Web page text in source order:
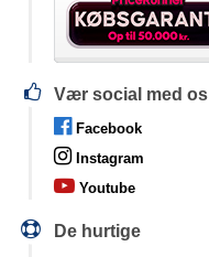
Vær social med os
Facebook
Instagram
Youtube
De hurtige